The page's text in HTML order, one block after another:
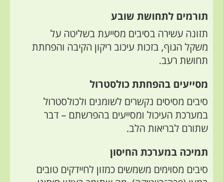
תורמים לתחושת שובע
תזונה עשירה בסיבים מסייעת בשליטה על
משקל הגוף, בזכות עיכוב ריקון הקיבה והפחתת
תחושת רעב.
מסייעים בהפחתת כולסטרול
סיבים מסיסים נקשרים לשומנים ולכולסטרול
במערכת העיכול ומסייעים בהפרשתם – דבר
שתורם לבריאות הלב.
תמיכה במערכת החיסון
סיבים מסוימים משמשים כמזון לחיידקים טובים